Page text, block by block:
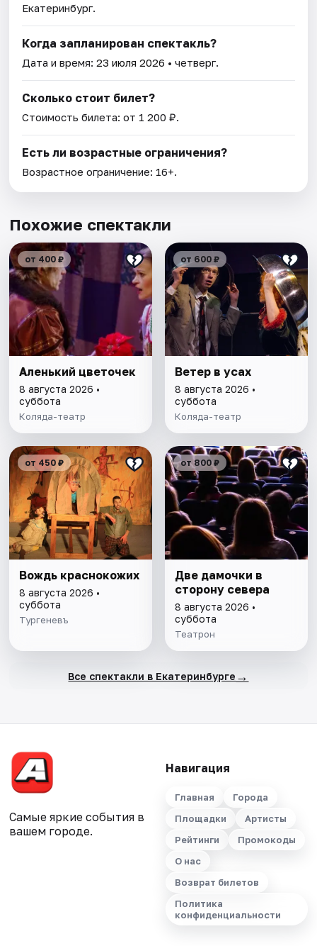
Екатеринбург.
Когда запланирован спектакль?
Дата и время:23 июля 2026 • четверг.
Сколько стоит билет?
Стоимость билета: от 1 200 ₽.
Есть ли возрастные ограничения?
Возрастное ограничение: 16+.
Похожие спектакли
от 400 ₽
Аленький цветочек
8 августа 2026 •
суббота
Коляда-театр
от 600 ₽
Ветер в усах
8 августа 2026 •
суббота
Коляда-театр
от 450 ₽
Вождь краснокожих
8 августа 2026 •
суббота
Тургеневъ
от 800 ₽
Две дамочки в
сторону севера
8 августа 2026 •
суббота
Театрон
Все спектакли в Екатеринбурге →
Самые яркие события в
вашем городе.
Навигация
Главная
Города
Площадки
Артисты
Рейтинги
Промокоды
О нас
Возврат билетов
Политика
конфиденциальности